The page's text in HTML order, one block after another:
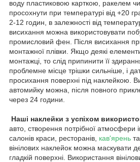
воду пластиковою карткою, ракелем
просохнути при температурі від +20
2-12 годин, в залежності від
висихання можна використовувати
промисловий фен. Після висихання
монтажної плівки. Якщо деякі
монтажці, то слід припинити її
проблемне місце трішки сильніше, і
просихання поверхні під наклейкою.
автомийку можна, після повного
через 24 години.
Наші наклейки з успіхом
авто, створення потрібної атмосфери
салонів краси, ресторанів, кав'ярень
вінілових наклейок можна маскувати
гладкій поверхні. Використання